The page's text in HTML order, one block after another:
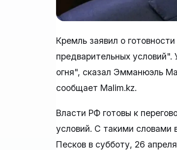
Кремль заявил о
предварительных
огня", сказал Эмманюэль
сообщает Malim.kz.
Власти РФ готовы к
условий. С такими словами
Песков в субботу, 26